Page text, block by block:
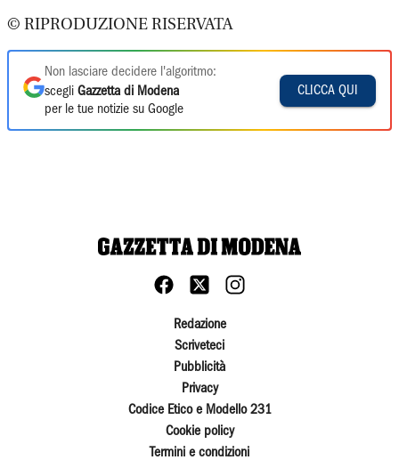
© RIPRODUZIONE RISERVATA
Non lasciare decidere l'algoritmo:
scegli Gazzetta di Modena
per le tue notizie su Google
CLICCA QUI
Redazione
Scriveteci
Pubblicità
Privacy
Codice Etico e Modello 231
Cookie policy
Termini e condizioni